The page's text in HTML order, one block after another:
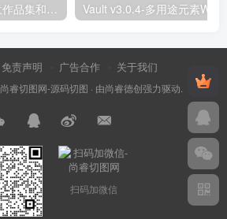
俄亥俄州v3.4.9-创意作品集和；代理WordPress主题
免责声明 广告合作 关于我们
尚睿切图网-源码切图 · 由尚睿德创强力驱动.
扫码加微信